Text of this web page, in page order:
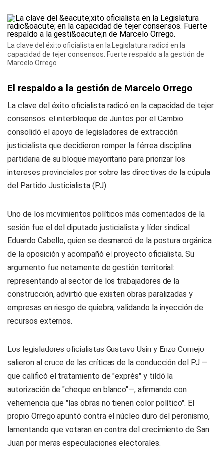
La clave del éxito oficialista en la Legislatura radicó en la
capacidad de tejer consensos. Fuerte respaldo a la gestión de
Marcelo Orrego.
El respaldo a la gestión de Marcelo Orrego
La clave del éxito oficialista radicó en la capacidad de tejer
consensos: el interbloque de Juntos por el Cambio
consolidó el apoyo de legisladores de extracción
justicialista que decidieron romper la férrea disciplina
partidaria de su bloque mayoritario para priorizar los
intereses provinciales por sobre las directivas de la cúpula
del Partido Justicialista (PJ).
Uno de los movimientos políticos más comentados de la
sesión fue el del diputado justicialista y líder sindical
Eduardo Cabello, quien se desmarcó de la postura orgánica
de la oposición y acompañó el proyecto oficialista. Su
argumento fue netamente de gestión territorial:
representando al sector de los trabajadores de la
construcción, advirtió que existen obras paralizadas y
empresas en riesgo de quiebra, validando la inyección de
recursos externos.
Los legisladores oficialistas Gustavo Usin y Enzo Cornejo
salieron al cruce de las críticas de la conducción del PJ —
que calificó el tratamiento de "exprés" y tildó la
autorización de "cheque en blanco"—, afirmando con
vehemencia que "las obras no tienen color político". El
propio Orrego apuntó contra el núcleo duro del peronismo,
lamentando que votaran en contra del crecimiento de San
Juan por meras especulaciones electorales.